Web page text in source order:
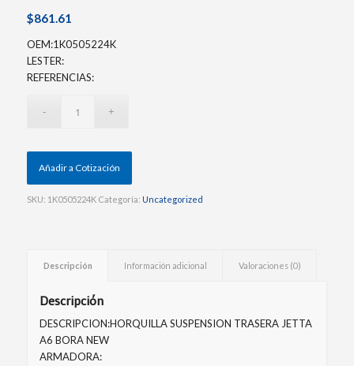
$861.61
OEM:1K0505224K
LESTER:
REFERENCIAS:
Añadir a Cotización
SKU: 1K0505224K Categoría: Uncategorized
Descripción Información adicional Valoraciones (0)
Descripción
DESCRIPCION:HORQUILLA SUSPENSION TRASERA JETTA
A6 BORA NEW
ARMADORA: